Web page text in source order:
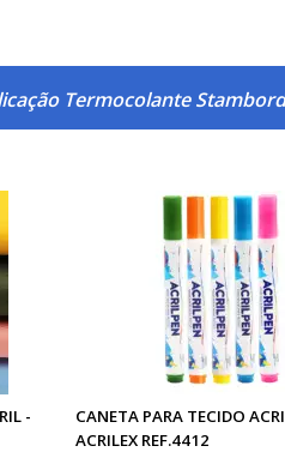
Termocolante
-
CANETA PARA TECIDO
ACRILEX REF.4412